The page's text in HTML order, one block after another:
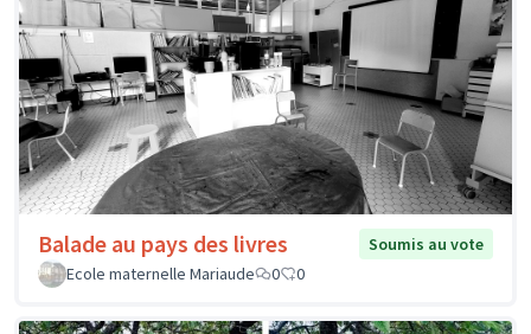
Balade au pays des livres
Soumis au vote
Ecole maternelle Mariaude
0 0